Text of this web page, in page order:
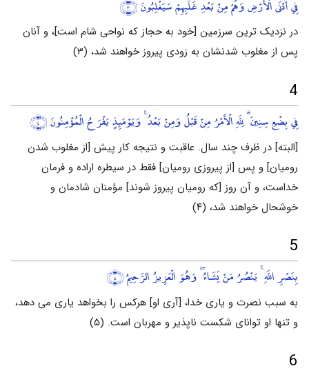
فِي أَدْنَى الْأَرْضِ وَهُمْ مِنْ بَعْدِ غَلَبِهِمْ سَيَغْلِبُونَ﴿٣﴾
در نزدیک ترین سرزمین [خود به حجاز که نواحی شام است]، و آنان
پس از مغلوب شدنشان به زودی پیروز خواهند شد، (۳)
4
فِي بِضْعِ سِنِينَ ۗ لِلَّهِ الْأَمْرُ مِنْ قَبْلُ وَمِنْ بَعْدُ ۚ وَيَوْمَئِذٍ يَفْرَحُ الْمُؤْمِنُونَ﴿٤﴾
[البته] در ظرف چند سال. عاقبت و نتیجه کار پیش [از مغلوب شدن
رومیان] و پس [از پیروزی رومیان] فقط در سیطره اراده و فرمان
خداست، و آن روز [که رومیان پیروز شوند] مؤمنان شادمان و
خوشحال خواهند شد، (۴)
5
بِنَصْرِ اللَّهِ ۚ يَنْصُرُ مَنْ يَشَاءُ ۖ وَهُوَ الْعَزِيزُ الرَّحِيمُ﴿٥﴾
به سبب نصرت و یاری خدا، [آری او] هرکس را بخواهد یاری می دهد،
و تنها او توانای شکست ناپذیر و مهربان است. (۵)
6